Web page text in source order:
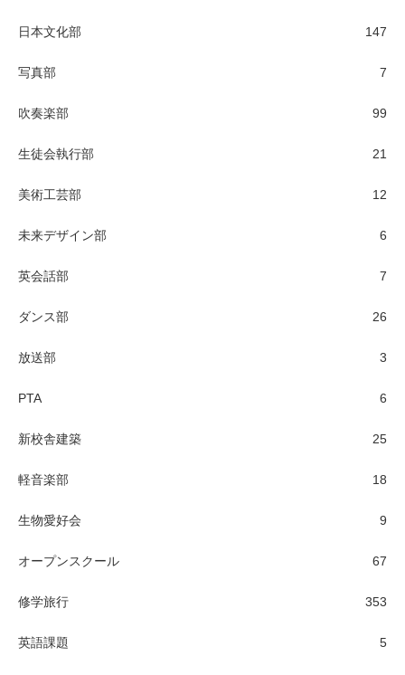
日本文化部 147
写真部 7
吹奏楽部 99
生徒会執行部 21
美術工芸部 12
未来デザイン部 6
英会話部 7
ダンス部 26
放送部 3
PTA 6
新校舎建築 25
軽音楽部 18
生物愛好会 9
オープンスクール 67
修学旅行 353
英語課題 5